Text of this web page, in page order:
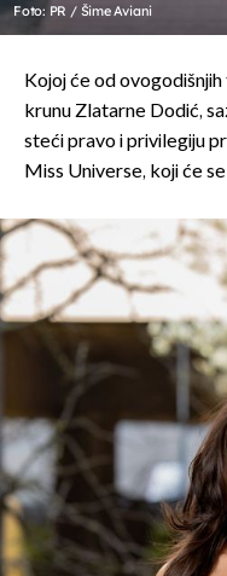
Foto: PR / Šime Aviani
Kojoj će od
krunu Zlatarne Dodić,
steći pravo i privilegiju
Miss Universe, koji će